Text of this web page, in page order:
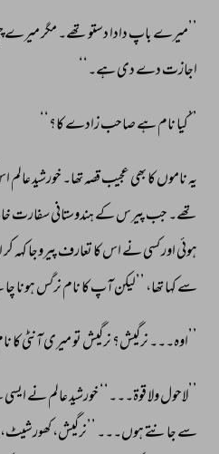
’’میرے باپ دادا دستو تھے۔ مگر میرے
اجازت دے دی ہے۔‘‘
’’کیا نام ہے صاحب زادے کا؟‘‘
یہ ناموں کا بھی عجیب قصہ تھا۔ خورشید عالم
تھے۔ جب پیرس کے ہندوستانی سفارت
ہوئی اور کسی نے اس کا تعارف پیروجا کہہ کر
سے کہا تھا، ’’لیکن آپ کا نام نرگس ہونا
’’اوہ۔۔۔ نرگیش؟ نرگیش تو میری آنٹی کا
’’لاحول ولا قوۃ۔۔۔‘‘ خورشید عالم نے ایسی
سے جانتے ہوں۔۔۔ ’’نرگیش، کھورشیٹ،